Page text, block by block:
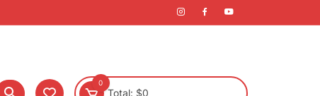
0
Total: $0